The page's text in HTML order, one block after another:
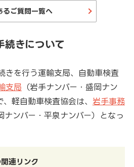
るご質問一覧へ
続きについて
きを行う運輸支局、自動車検査
支局 （岩手ナンバー・盛岡ナン
軽自動車検査協会は、 岩手事務
ナンバー・平泉ナンバー）となっ
連リンク